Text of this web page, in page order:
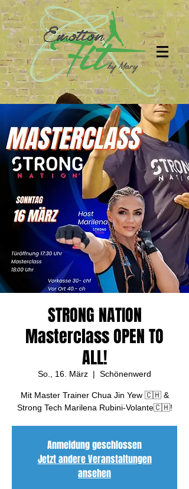
STRONG NATION
Masterclass OPEN TO
ALL!
So., 16. März
  |
Schönenwerd
Mit Master Trainer Chua Jin Yew 🇨🇭 &
Strong Tech Marilena Rubini-Volante🇨🇭!
Anmeldung geschlossen
Jetzt andere Veranstaltungen
ansehen